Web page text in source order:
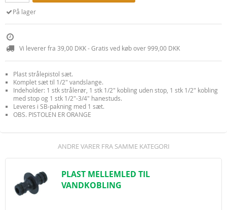
På lager
Vi leverer fra 39,00 DKK - Gratis ved køb over 999,00 DKK
Plast strålepistol sæt.
Komplet sæt til 1/2" vandslange.
Indeholder: 1 stk strålerør, 1 stk 1/2" kobling uden stop, 1 stk 1/2" kobling
med stop og 1 stk 1/2"-3/4" hanestuds.
Leveres i SB-pakning med 1 sæt.
OBS. PISTOLEN ER ORANGE
ANDRE VARER FRA SAMME KATEGORI
PLAST MELLEMLED TIL
VANDKOBLING